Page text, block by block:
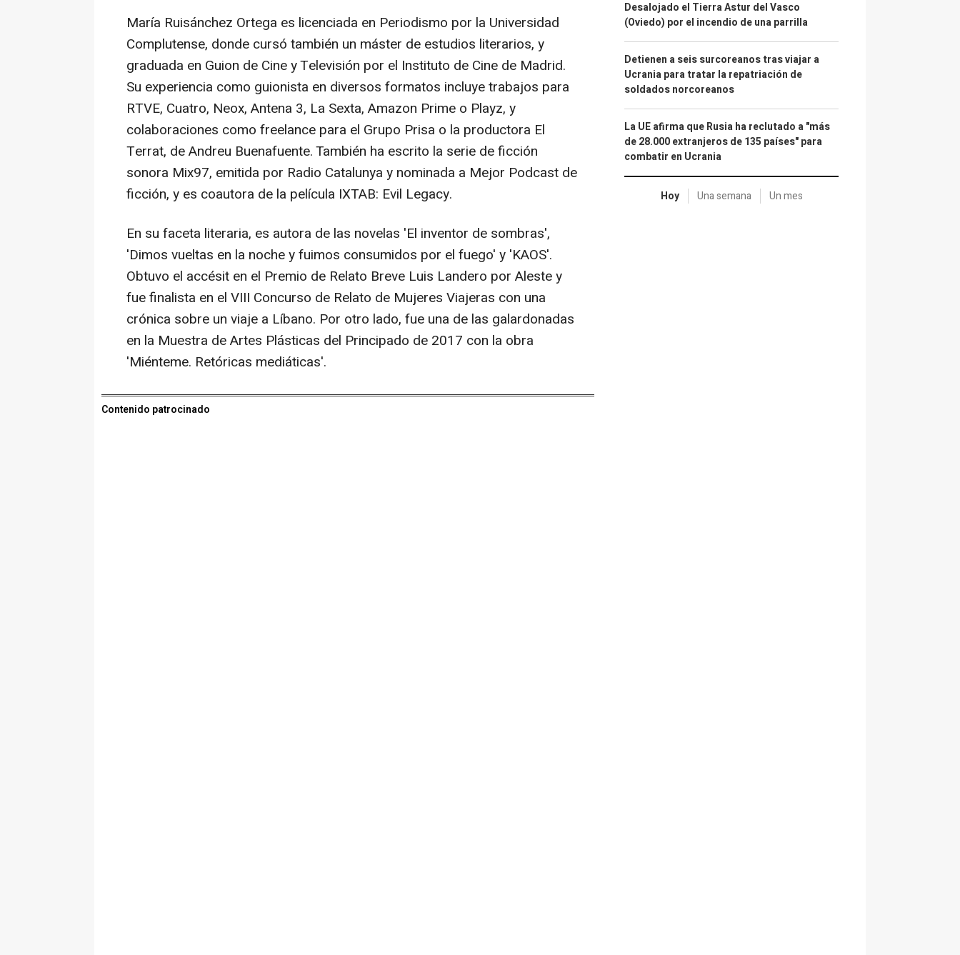
María Ruisánchez Ortega es licenciada en Periodismo por la Universidad
Complutense, donde cursó también un máster de estudios literarios, y
graduada en Guion de Cine y Televisión por el Instituto de Cine de Madrid.
Su experiencia como guionista en diversos formatos incluye trabajos para
RTVE, Cuatro, Neox, Antena 3, La Sexta, Amazon Prime o Playz, y
colaboraciones como freelance para el Grupo Prisa o la productora El
Terrat, de Andreu Buenafuente. También ha escrito la serie de ficción
sonora Mix97, emitida por Radio Catalunya y nominada a Mejor Podcast de
ficción, y es coautora de la película IXTAB: Evil Legacy.
En su faceta literaria, es autora de las novelas 'El inventor de sombras',
'Dimos vueltas en la noche y fuimos consumidos por el fuego' y 'KAOS'.
Obtuvo el accésit en el Premio de Relato Breve Luis Landero por Aleste y
fue finalista en el VIII Concurso de Relato de Mujeres Viajeras con una
crónica sobre un viaje a Líbano. Por otro lado, fue una de las galardonadas
en la Muestra de Artes Plásticas del Principado de 2017 con la obra
'Miénteme. Retóricas mediáticas'.
Contenido patrocinado
Desalojado el Tierra Astur del Vasco
(Oviedo) por el incendio de una parrilla
Detienen a seis surcoreanos tras viajar a
Ucrania para tratar la repatriación de
soldados norcoreanos
La UE afirma que Rusia ha reclutado a "más
de 28.000 extranjeros de 135 países" para
combatir en Ucrania
Hoy Una semana Un mes